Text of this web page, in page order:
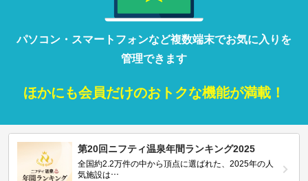
パソコン・ スマートフォンなど複数端末でお気に入りを
管理できます
ほかにも会員だけのおトクな機能が満載！
第20回ニフティ温泉年間ランキング2025
全国約2.2万件の中から頂点に選ばれた、2025年の人
気施設は…